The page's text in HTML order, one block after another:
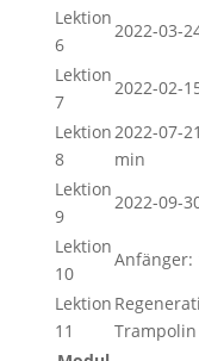
Lektion
6
2022-03-
Lektion
7
2022-02-
Lektion
8
2022-07-
min
Lektion
9
2022-09-
Lektion
10
Anfänger:
Lektion
11
Trampolin